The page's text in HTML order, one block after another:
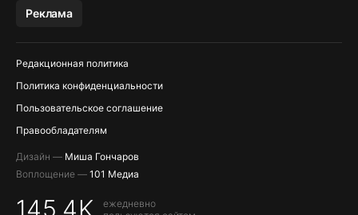
Реклама
Редакционная политика
Политика конфиденциальности
Пользовательское соглашение
Правообладателям
Дизайн — Миша Гончаров
Воплощение — 101 Медиа
145,4K
ежедневно